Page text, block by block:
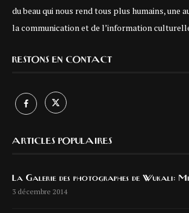
du beau qui nous rend tous plus humains, une
la communication et de l’information
RESTONS EN CONTACT
ARTICLES POPULAIRES
La Galerie des photographes de Wukali:
3 décembre 2014